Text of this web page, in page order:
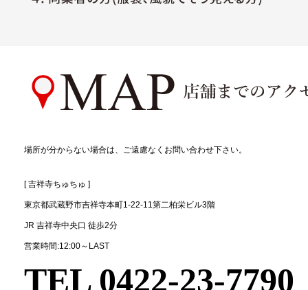
場所が分からない場合は、ご遠慮なくお問い合わせ下さい。
[ 吉祥寺ちゅちゅ ]
東京都武蔵野市吉祥寺本町1-22-11第二柏栄ビル3階
JR 吉祥寺中央口 徒歩2分
営業時間:12:00～LAST
TEL 0422-23-7790